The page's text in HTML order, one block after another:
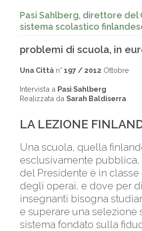
Pasi Sahlberg, direttore del
sistema scolastico
problemi di scuola, in
Una Città n° 197 / 2012 Ottobre
Intervista a Pasi Sahlberg
Realizzata da Sarah Baldiserra
LA LEZIONE
Una scuola, quella
esclusivamente
del Presidente è in classe
degli operai, e dove per
insegnanti bisogna
e superare una selezione
sistema fondato sulla